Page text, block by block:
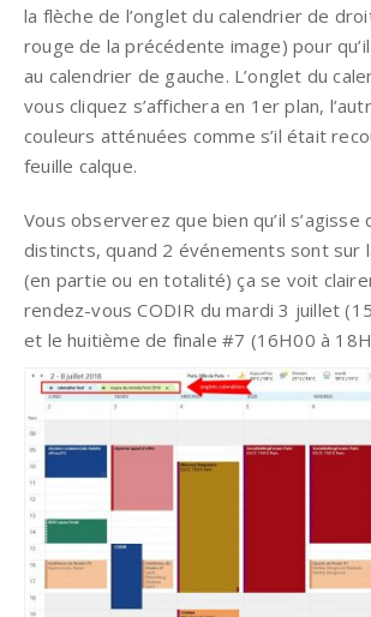
la flèche de l’onglet du calendrier de
rouge de la précédente image) pour
au calendrier de gauche. L’onglet du
vous cliquez s’affichera en 1er plan,
couleurs atténuées comme s’il était
feuille calque.
Vous observerez que bien qu’il s’agisse
distincts, quand 2 événements sont sur
(en partie ou en totalité) ça se voit
rendez-vous CODIR du mardi 3 juillet
et le huitième de finale #7 (16H00 à